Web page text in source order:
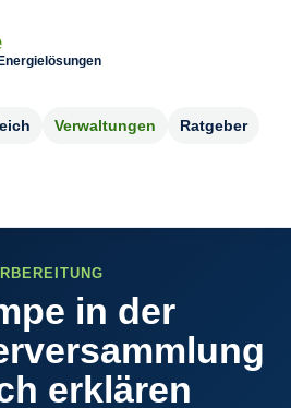
Verwaltungen Ratgeber
in der
erklären